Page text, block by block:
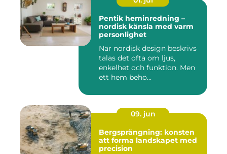
Pentik heminredning –
nordisk känsla med varm
personlighet
När nordisk design beskrivs
talas det ofta om ljus,
enkelhet och funktion. Men
ett hem behö...
09. jun
Bergsprängning: konsten
att forma landskapet med
precision